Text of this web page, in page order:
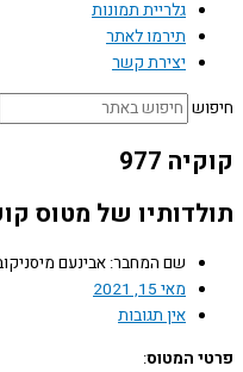
גלריית תמונות
תירמו לאתר
יצירת קשר
977
של מטוס קוקיה
שם המחבר: אבינעם מיסניקוב
מאי 15, 2021
אין תגובות
המטוס: